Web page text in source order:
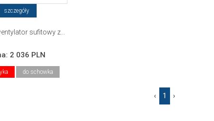
szczegóły
sufitowy z...
2 036 PLN
do schowka
‹ 1 ›